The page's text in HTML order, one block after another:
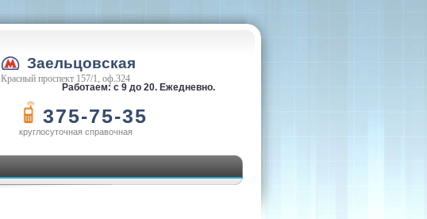
Заельцовская
Красный проспект 157/1, оф.324
Работаем: с 9 до 20. Ежедневно.
375-75-35
круглосуточная справочная